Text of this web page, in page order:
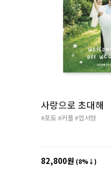
사랑으로 초대해
#포토#커플#엽서형
82,800원 (8%↓)